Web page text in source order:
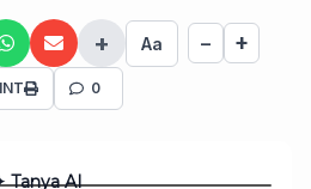
+ Aa − +
0
Tanya AI